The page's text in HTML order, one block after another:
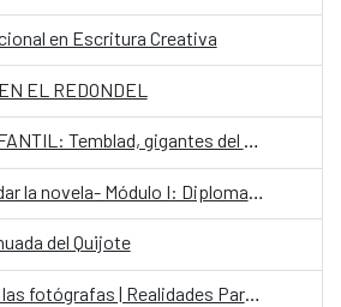
en Escritura Creativa
EL REDONDEL
GIRA TEATRAL INFANTIL: Temblad, gigantes del mundo
Mil formas de abordar la novela- Módulo I: Diplomado Internacional en Escritura Creativa
del Quijote
Conversatorio con las fotógrafas | Realidades Paralelas: Miradas desde el ocultamiento